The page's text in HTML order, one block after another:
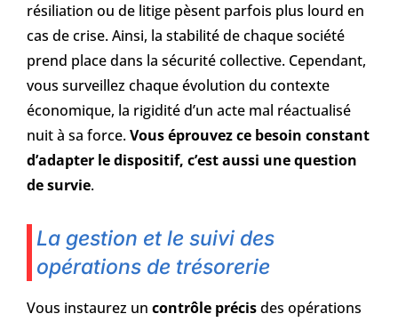
résiliation ou de litige pèsent parfois plus lourd en
cas de crise. Ainsi, la stabilité de chaque société
prend place dans la sécurité collective. Cependant,
vous surveillez chaque évolution du contexte
économique, la rigidité d’un acte mal réactualisé
nuit à sa force.Vous éprouvez ce besoin constant
d’adapter le dispositif, c’est aussi une question
de survie.
La gestion et le suivi des
opérations de trésorerie
Vous instaurez un contrôle précisdes opérations